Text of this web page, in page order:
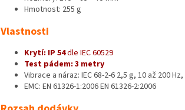
Hmotnost: 255 g
Vlastnosti
Krytí: IP 54dle IEC 60529
Test pádem: 3 metry
Vibrace a náraz: IEC 68-2-6 2,5 g, 10 až 200
EMC: EN 61326-1:2006 EN 61326-2:2006